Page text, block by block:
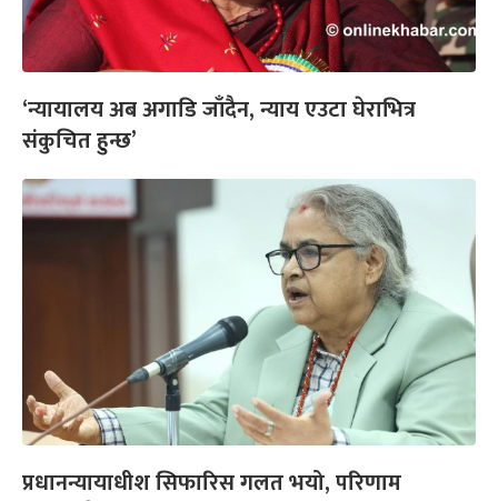
‘न्यायालय अब अगाडि जाँदैन, न्याय एउटा घेराभित्र
संकुचित हुन्छ’
प्रधानन्यायाधीश सिफारिस गलत भयो, परिणाम